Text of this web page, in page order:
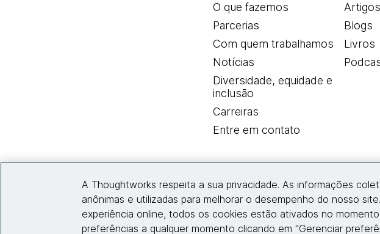
O que fazemos
Parcerias
Com quem trabalhamos
Notícias
Diversidade, equidade e
inclusão
Carreiras
Entre em contato
Artigos
Blogs
Livros
A Thoughtworks respeita a sua privacidade. As informações
anônimas e utilizadas para melhorar o desempenho do nosso
experiência online, todos os cookies estão ativados no
preferências a qualquer momento clicando em "Gerenciar